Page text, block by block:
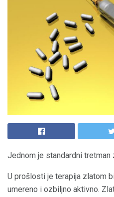
Jednom je standardni
U prošlosti je terapija zlatom
umereno i ozbiljno aktivno.